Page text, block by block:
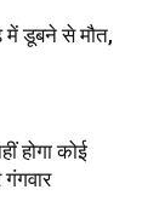
में डूबने से मौत,
होगा कोई